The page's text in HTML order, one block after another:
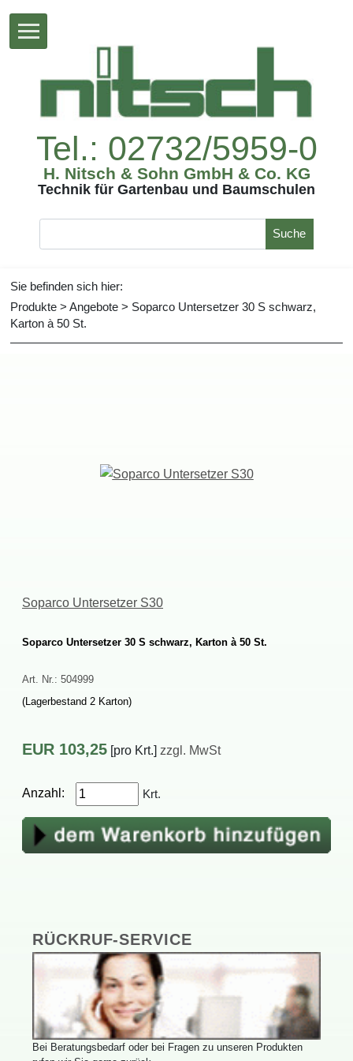
Tel.:02732/5959-0
H.Nitsch&SohnGmbH&Co.KG
TechnikfürGartenbauundBaumschulen
Suche
Siebefindensichhier:
Produkte > Angebote > SoparcoUntersetzer30Sschwarz,
Kartonà50St.
SoparcoUntersetzerS30
SoparcoUntersetzer30Sschwarz,Kartonà50St.
Art.Nr.: 504999
(Lagerbestand2Karton)
EUR 103,25 [proKrt.] zzgl.MwSt
Anzahl: Krt.
RÜCKRUF-SERVICE
BeiBeratungsbedarfoderbeiFragenzuunserenProdukten